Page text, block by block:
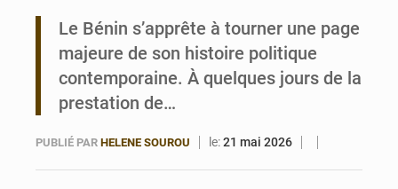
Bénin : Le CEG La Verdure de Ouèdo fait sa mue pour la rentrée
Le Bénin s’apprête à tourner une page
majeure de son histoire politique
contemporaine. À quelques jours de la
prestation de…
PUBLIÉ PAR HELENE SOUROU le:21 mai 2026